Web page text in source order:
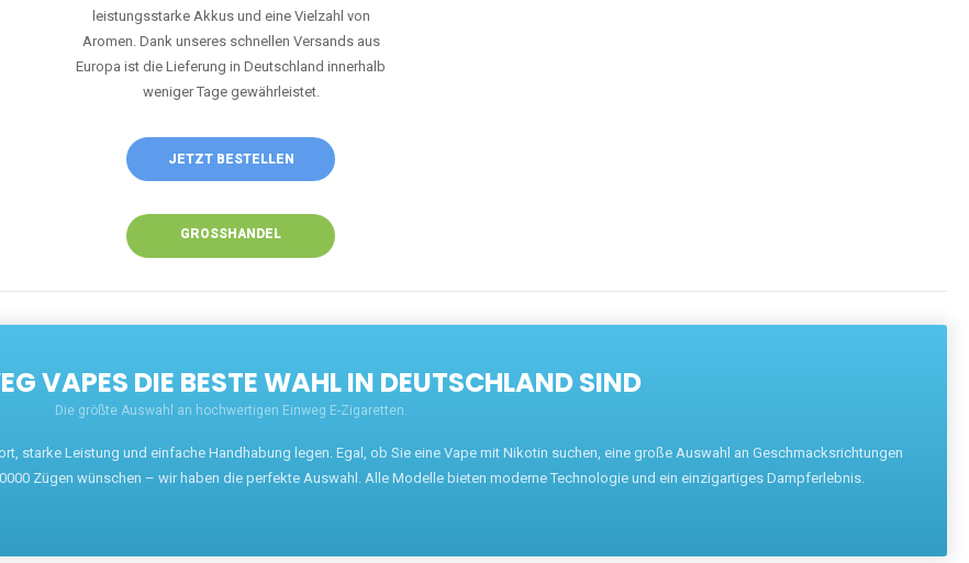
leistungsstarke Akkus und eine Vielzahl von
Aromen. Dank unseres schnellen Versands aus
Europa ist die Lieferung in Deutschland innerhalb
weniger Tage gewährleistet.
JETZT BESTELLEN
GROSSHANDEL
VAPES DIE BESTE WAHL IN DEUTSCHLAND SIND
Die größte Auswahl an hochwertigen Einweg E-Zigaretten.
starke Leistung und einfache Handhabung legen. Egal, ob Sie eine Vape mit Nikotin suchen, eine große Auswahl an Geschmacksrichtungen
Zügen wünschen – wir haben die perfekte Auswahl. Alle Modelle bieten moderne Technologie und ein einzigartiges Dampferlebnis.